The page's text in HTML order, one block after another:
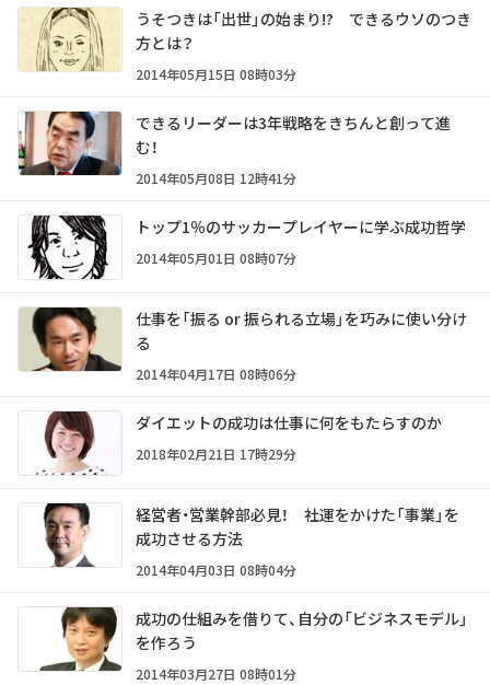
うそつきは「出世」の始まり!? できるウソのつき
方とは？
2014年05月15日 08時03分
できるリーダーは3年戦略をきちんと創って進
む！
2014年05月08日 12時41分
トップ1％のサッカープレイヤーに学ぶ成功哲学
2014年05月01日 08時07分
仕事を「振る or 振られる立場」を巧みに使い分け
る
2014年04月17日 08時06分
ダイエットの成功は仕事に何をもたらすのか
2018年02月21日 17時29分
経営者・営業幹部必見！ 社運をかけた「事業」を
成功させる方法
2014年04月03日 08時04分
成功の仕組みを借りて、自分の「ビジネスモデル」
を作ろう
2014年03月27日 08時01分